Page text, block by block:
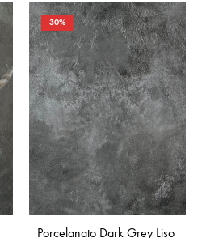
30%
Porcelanato Dark Grey Liso